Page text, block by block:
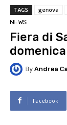
TAGS genova
NEWS
Fiera di
By Andrea
Facebook